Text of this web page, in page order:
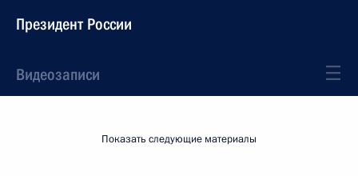
Президент России
Видеозаписи
Показать следующие материалы